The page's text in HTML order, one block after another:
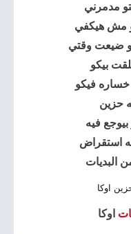
مدمرني
مش هيكفي
ضيعت وقتي
بيكو
خساره فيكو
حزين
فيه
استقراض
البديات
اوكا
اوكا